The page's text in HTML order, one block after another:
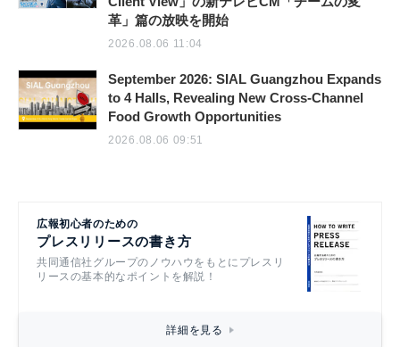
革」篇の放映を開始
2026.08.06 11:04
September 2026: SIAL Guangzhou Expands
to 4 Halls, Revealing New Cross-Channel
Food Growth Opportunities
2026.08.06 09:51
広報初心者のための
プレスリリースの書き方
共同通信社グループのノウハウをもとにプレスリ
リースの基本的なポイントを解説！
詳細を見る